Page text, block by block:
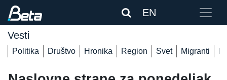
EN
Vesti
Politika Društvo Hronika Region Svet Migranti